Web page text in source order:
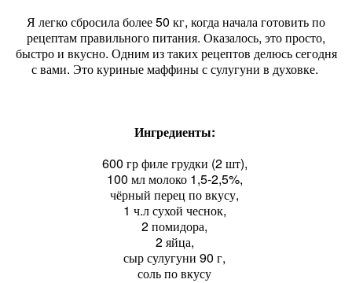
Я легко сбросила более 50 кг, когда начала готовить по
рецептам правильного питания. Оказалось, это просто,
быстро и вкусно. Одним из таких рецептов делюсь сегодня
с вами. Это куриные маффины с сулугуни в духовке.
Ингредиенты:
600 гр филе грудки (2 шт),
100 мл молоко 1,5-2,5%,
чёрный перец по вкусу,
1 ч.л сухой чеснок,
2 помидора,
2 яйца,
сыр сулугуни 90 г,
соль по вкусу